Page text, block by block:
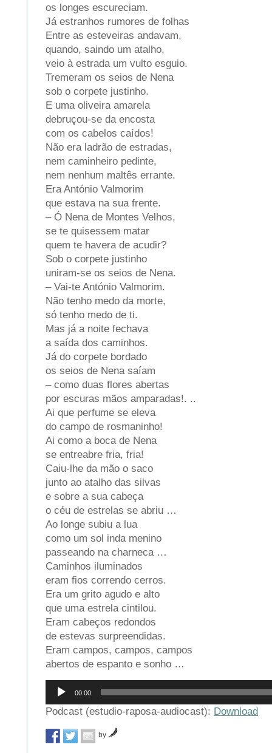
os longes escureciam.
Já estranhos rumores de folhas
Entre as esteveiras andavam,
quando, saindo um atalho,
veio à estrada um vulto esguio.
Tremeram os seios de Nena
sob o corpete justinho.
E uma oliveira amarela
debruçou-se da encosta
com os cabelos caídos!
Não era ladrão de estradas,
nem caminheiro pedinte,
nem nenhum maltês errante.
Era António Valmorim
que estava na sua frente.
– Ó Nena de Montes Velhos,
se te quisessem matar
quem te havera de acudir?
Sob o corpete justinho
uniram-se os seios de Nena.
– Vai-te António Valmorim.
Não tenho medo da morte,
só tenho medo de ti.
Mas já a noite fechava
a saída dos caminhos.
Já do corpete bordado
os seios de Nena saíam
– como duas flores abertas
por escuras mãos amparadas!. ..
Ai que perfume se eleva
do campo de rosmaninho!
Ai como a boca de Nena
se entreabre fria, fria!
Caiu-lhe da mão o saco
junto ao atalho das silvas
e sobre a sua cabeça
o céu de estrelas se abriu …
Ao longe subiu a lua
como um sol inda menino
passeando na charneca …
Caminhos iluminados
eram fios correndo cerros.
Era um grito agudo e alto
que uma estrela cintilou.
Eram cabeços redondos
de estevas surpreendidas.
Eram campos, campos, campos
abertos de espanto e sonho …
Reprodutor
áudio
00:00
Podcast (estudio-raposa-audiocast): Download
by